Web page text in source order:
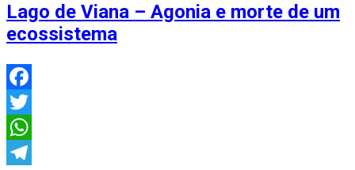
Lago de Viana – Agonia e morte de um
ecossistema
Facebook
Twitter
WhatsApp